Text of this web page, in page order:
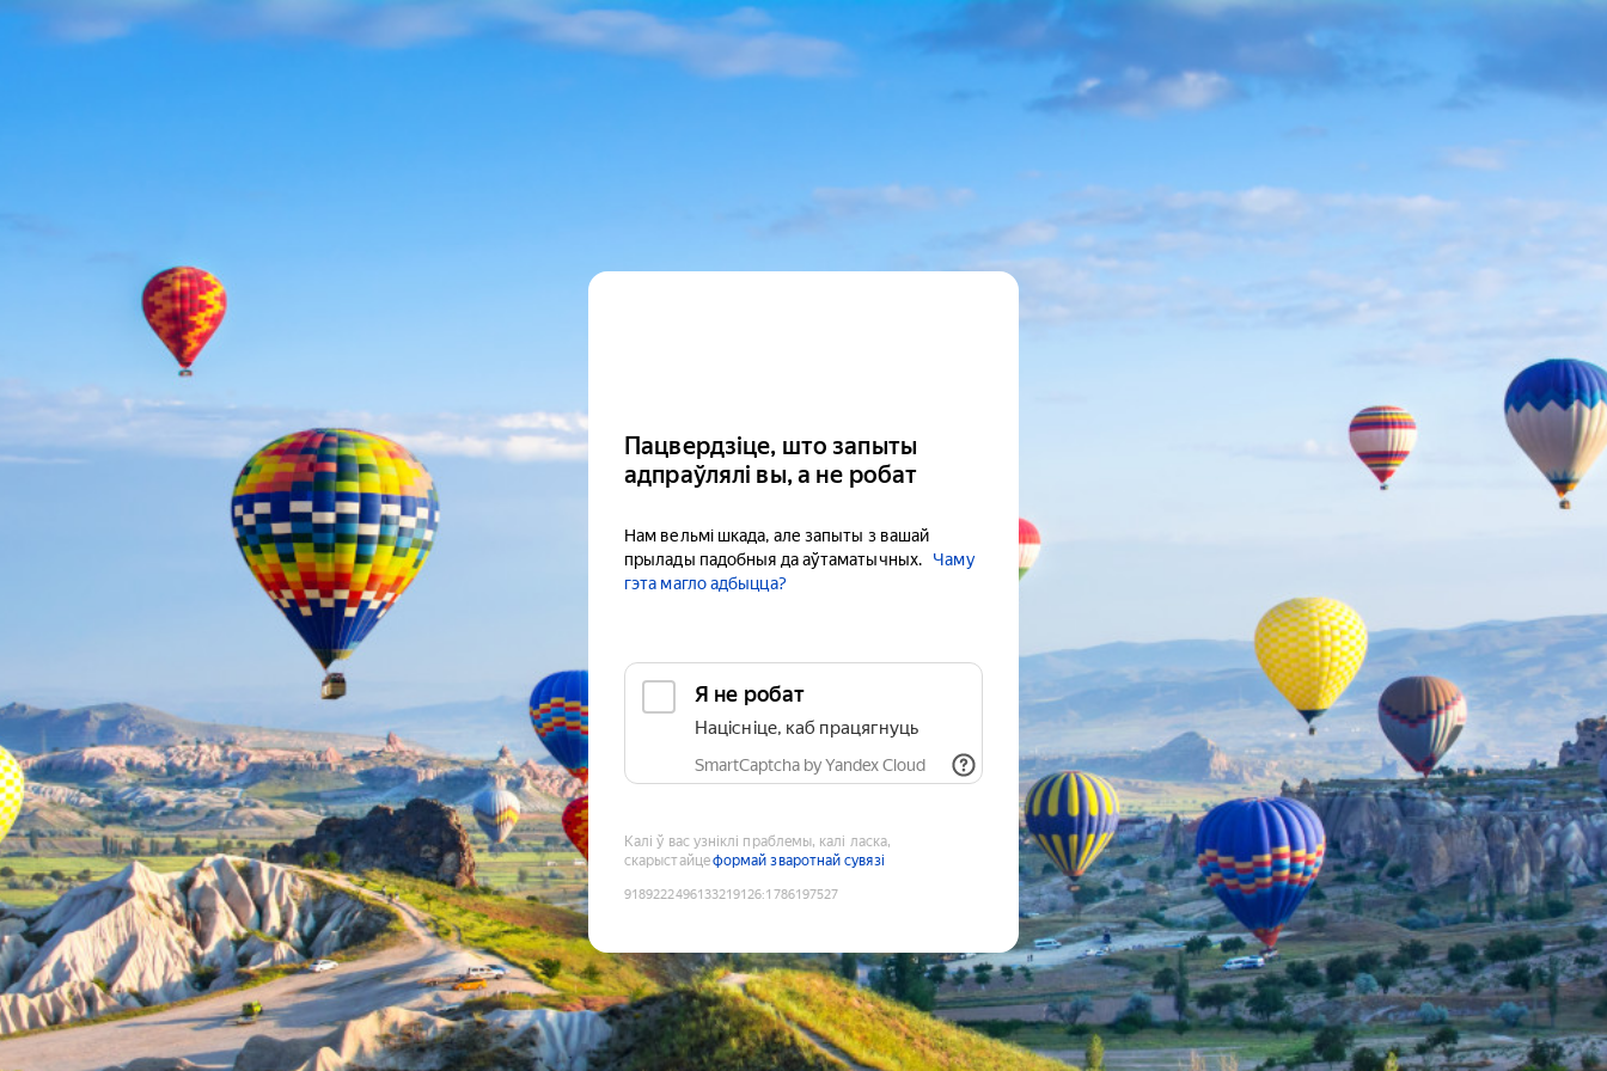
Пацвердзіце, што запыты
адпраўлялі вы, а не робат
Нам вельмі шкада, але запыты з вашай
прылады падобныя да аўтаматычных.
Чаму
гэта магло адбыцца?
Я не робат
Націсніце, каб працягнуць
SmartCaptcha by Yandex Cloud
Калі ў вас узніклі праблемы, калі ласка,
скарыстайцеформай зваротнай сувязі
9189222496133219126:1786197527